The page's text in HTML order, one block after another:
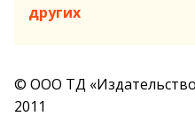
других
© ООО ТД
2011